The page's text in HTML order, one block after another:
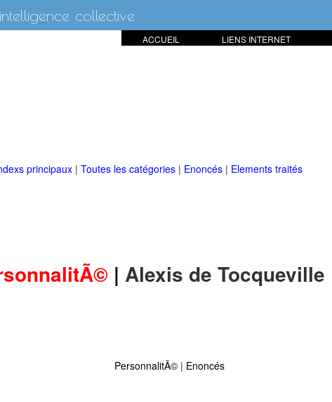
collective
LIENS INTERNET
ACCUEIL
principaux | Toutes les catégories | Enoncés | Elements traités
| Alexis de Tocqueville
PersonnalitÃ©| Enoncés